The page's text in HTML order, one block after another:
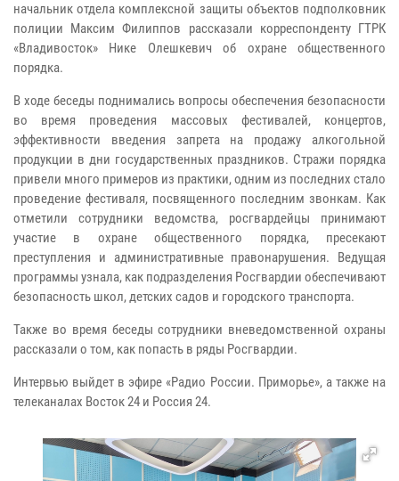
начальник отдела комплексной защиты объектов подполковник
полиции Максим Филиппов рассказали корреспонденту ГТРК
«Владивосток» Нике Олешкевич об охране общественного
порядка.
В ходе беседы поднимались вопросы обеспечения безопасности
во время проведения массовых фестивалей, концертов,
эффективности введения запрета на продажу алкогольной
продукции в дни государственных праздников. Стражи порядка
привели много примеров из практики, одним из последних стало
проведение фестиваля, посвященного последним звонкам. Как
отметили сотрудники ведомства, росгвардейцы принимают
участие в охране общественного порядка, пресекают
преступления и административные правонарушения. Ведущая
программы узнала, как подразделения Росгвардии обеспечивают
безопасность школ, детских садов и городского транспорта.
Также во время беседы сотрудники вневедомственной охраны
рассказали о том, как попасть в ряды Росгвардии.
Интервью выйдет в эфире «Радио России. Приморье», а также на
телеканалах Восток 24 и Россия 24.